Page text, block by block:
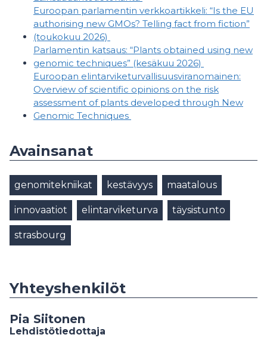
Euroopan parlamentin verkkoartikkeli: “Is the EU
authorising new GMOs? Telling fact from fiction”
(toukokuu 2026)
Parlamentin katsaus: “Plants obtained using new
genomic techniques” (kesäkuu 2026)
Euroopan elintarviketurvallisuusviranomainen:
Overview of scientific opinions on the risk
assessment of plants developed through New
Genomic Techniques
Avainsanat
genomitekniikat kestävyys maatalous
innovaatiot elintarviketurva täysistunto
strasbourg
Yhteyshenkilöt
Pia Siitonen
Lehdistötiedottaja